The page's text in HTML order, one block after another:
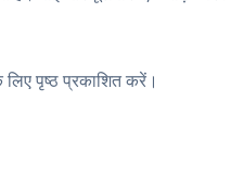
पृष्ठ प्रकाशित करें।